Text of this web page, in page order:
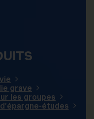
grave
les groupes
études